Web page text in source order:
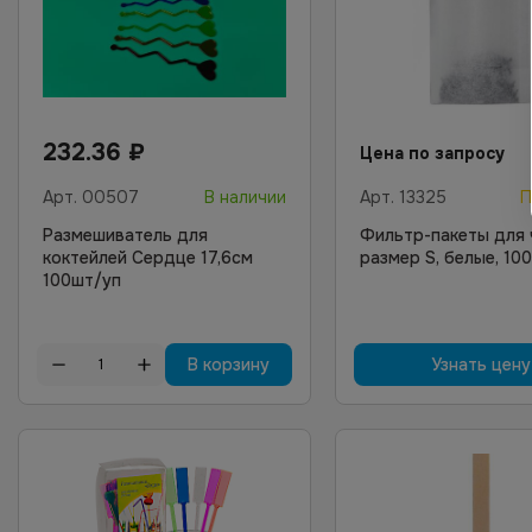
232.36 ₽
Арт. 00507
В наличии
Размешиватель для
коктейлей Сердце 17,6см
100шт/уп
В корзину
Цена по запросу
Арт. 13325
Фильтр-пакеты для
размер S, белые,
Узнать цену